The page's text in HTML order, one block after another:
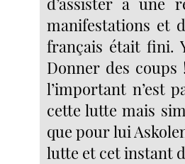
manifestations et
français était fini.
Donner des coups
l’important n’est
cette lutte mais
que pour lui
lutte et cet instant